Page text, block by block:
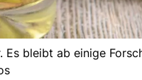
bleibt ab einige